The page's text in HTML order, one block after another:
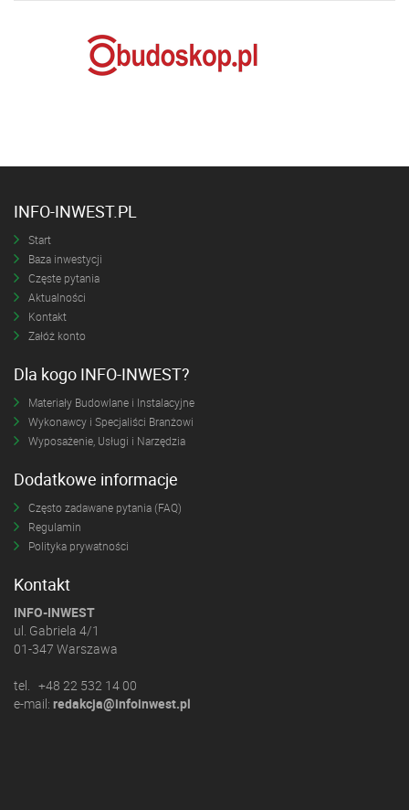
INFO-INWEST.PL
Start
Baza inwestycji
Częste pytania
Aktualności
Kontakt
Załóż konto
Dla kogo INFO-INWEST?
Materiały Budowlane i Instalacyjne
Wykonawcy i Specjaliści Branżowi
Wyposażenie, Usługi i Narzędzia
Dodatkowe informacje
Często zadawane pytania (FAQ)
Regulamin
Polityka prywatności
Kontakt
INFO-INWEST
ul. Gabriela 4/1
01-347 Warszawa
tel. +48 22 532 14 00
e-mail: redakcja@infoinwest.pl